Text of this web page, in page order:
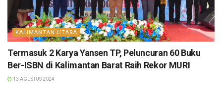
KALIMANTAN UTARA
Termasuk 2 Karya Yansen TP, Peluncuran 60 Buku
Ber-ISBN di Kalimantan Barat Raih Rekor MURI
13 AGUSTUS 2024